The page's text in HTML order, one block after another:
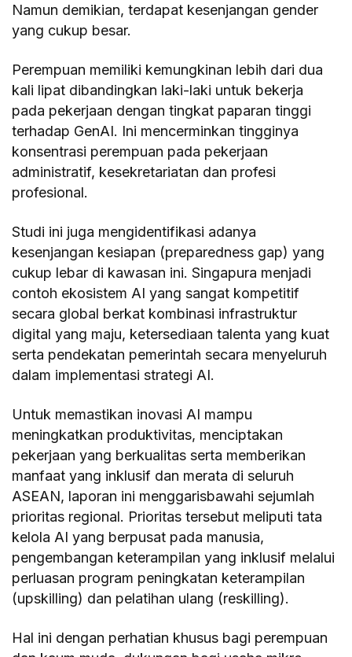
Namun demikian, terdapat kesenjangan gender
yang cukup besar.
Perempuan memiliki kemungkinan lebih dari dua
kali lipat dibandingkan laki-laki untuk bekerja
pada pekerjaan dengan tingkat paparan tinggi
terhadap GenAI. Ini mencerminkan tingginya
konsentrasi perempuan pada pekerjaan
administratif, kesekretariatan dan profesi
profesional.
Studi ini juga mengidentifikasi adanya
kesenjangan kesiapan (preparedness gap) yang
cukup lebar di kawasan ini. Singapura menjadi
contoh ekosistem AI yang sangat kompetitif
secara global berkat kombinasi infrastruktur
digital yang maju, ketersediaan talenta yang kuat
serta pendekatan pemerintah secara menyeluruh
dalam implementasi strategi AI.
Untuk memastikan inovasi AI mampu
meningkatkan produktivitas, menciptakan
pekerjaan yang berkualitas serta memberikan
manfaat yang inklusif dan merata di seluruh
ASEAN, laporan ini menggarisbawahi sejumlah
prioritas regional. Prioritas tersebut meliputi tata
kelola AI yang berpusat pada manusia,
pengembangan keterampilan yang inklusif melalui
perluasan program peningkatan keterampilan
(upskilling) dan pelatihan ulang (reskilling).
Hal ini dengan perhatian khusus bagi perempuan